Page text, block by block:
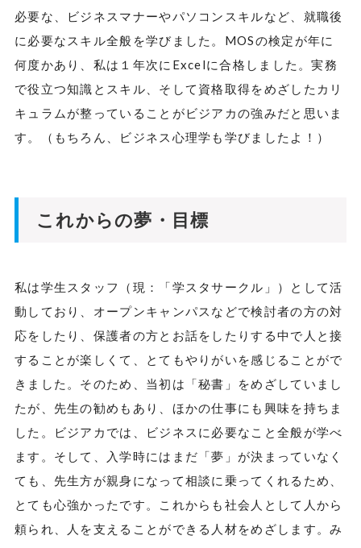
必要な、ビジネスマナーやパソコンスキルなど、就職後
に必要なスキル全般を学びました。MOSの検定が年に
何度かあり、私は１年次にExcelに合格しました。実務
で役立つ知識とスキル、そして資格取得をめざしたカリ
キュラムが整っていることがビジアカの強みだと思いま
す。（もちろん、ビジネス心理学も学びましたよ！）
これからの夢・目標
私は学生スタッフ（現：「学スタサークル」）として活
動しており、オープンキャンパスなどで検討者の方の対
応をしたり、保護者の方とお話をしたりする中で人と接
することが楽しくて、とてもやりがいを感じることがで
きました。そのため、当初は「秘書」をめざしていまし
たが、先生の勧めもあり、ほかの仕事にも興味を持ちま
した。ビジアカでは、ビジネスに必要なこと全般が学べ
ます。そして、入学時にはまだ「夢」が決まっていなく
ても、先生方が親身になって相談に乗ってくれるため、
とても心強かったです。これからも社会人として人から
頼られ、人を支えることができる人材をめざします。み